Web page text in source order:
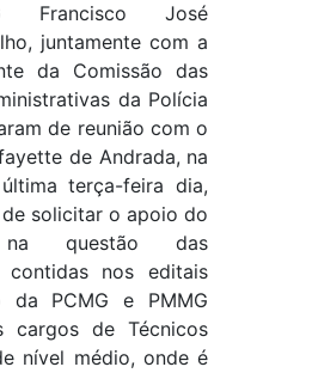
Francisco José
juntamente com a
da Comissão das
da Polícia
de reunião com o
de Andrada, na
terça-feira dia,
solicitar o apoio do
na questão das
contidas nos editais
da PCMG e PMMG
cargos de Técnicos
nível médio, onde é